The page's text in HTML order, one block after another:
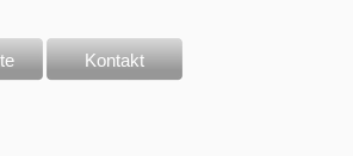
Kontakt